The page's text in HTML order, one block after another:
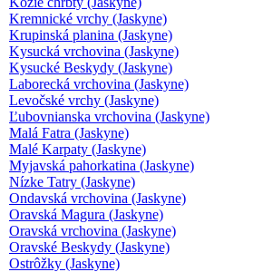
Kremnické vrchy (Jaskyne)
Krupinská planina (Jaskyne)
Kysucká vrchovina (Jaskyne)
Kysucké Beskydy (Jaskyne)
Laborecká vrchovina (Jaskyne)
Levočské vrchy (Jaskyne)
Ľubovnianska vrchovina (Jaskyne)
Malá Fatra (Jaskyne)
Malé Karpaty (Jaskyne)
Myjavská pahorkatina (Jaskyne)
Nízke Tatry (Jaskyne)
Ondavská vrchovina (Jaskyne)
Oravská Magura (Jaskyne)
Oravská vrchovina (Jaskyne)
Oravské Beskydy (Jaskyne)
Ostrôžky (Jaskyne)